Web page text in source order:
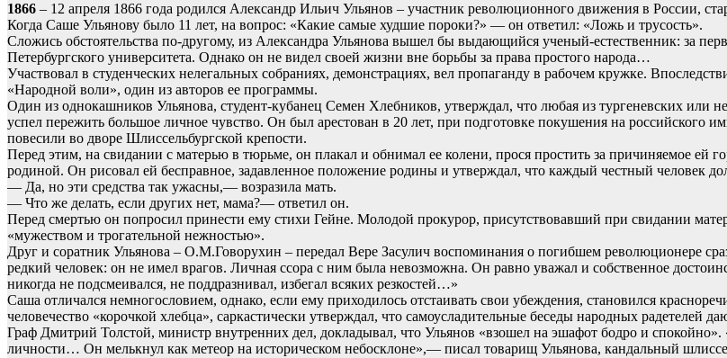
1866 – 12 апреля 1866 года родился Александр Ильич Ульянов – участник революционного движения в России,
Когда Саше Ульянову было 11 лет, на вопрос: «Какие самые худшие пороки?» — он ответил: «Ложь и трусость».
Сложись обстоятельства по-другому, из Александра Ульянова вышел бы выдающийся ученый-естественник: за
Петербургского университета. Однако он не видел своей жизни вне борьбы за права простого народа…
Участвовал в студенческих нелегальных собраниях, демонстрациях, вел пропаганду в рабочем кружке.
«Народной воли», один из авторов ее программы.
Один из однокашников Ульянова, студент-кубанец Семен Хлебников, утверждал, что любая из тургеневских или
успел пережить большое личное чувство. Он был арестован в 20 лет, при подготовке покушения на российского
повесили во дворе Шлиссельбургской крепости.
Перед этим, на свидании с матерью в тюрьме, он плакал и обнимал ее колени, прося простить за причиняемое ей
родиной. Он рисовал ей бесправное, задавленное положение родины и утверждал, что каждый честный человек
— Да, но эти средства так ужасны,— возразила мать.
— Что же делать, если других нет, мама?— ответил он.
Перед смертью он попросил принести ему стихи Гейне. Молодой прокурор, присутствовавший при свидании
«мужеством и трогательной нежностью».
Друг и соратник Ульянова – О.М.Говорухин – передал Вере Засулич воспоминания о погибшем революционере
редкий человек: он не имел врагов. Личная ссора с ним была невозможна. Он равно уважал и собственное
никогда не подсмеивался, не поддразнивал, избегал всяких резкостей…»
Саша отличался немногословием, однако, если ему приходилось отстаивать свои убеждения, становился
человечество «корочкой хлебца», саркастически утверждал, что самоусладительные беседы народных радетелей
Граф Дмитрий Толстой, министр внутренних дел, докладывал, что Ульянов «взошел на эшафот бодро и
личности… Он мелькнул как метеор на историческом небосклоне»,— писал товарищ Ульянова, кандальный